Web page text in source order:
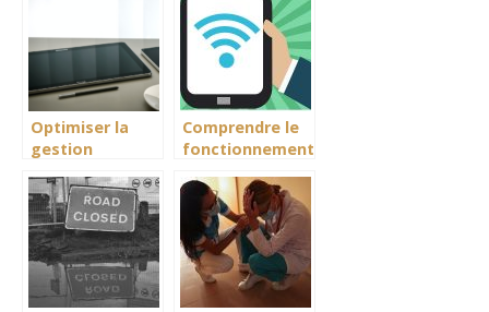
société:
comment faire
votre choix ?
Optimiser la
gestion
les astuces
pour un suivi
facilite
Comprendre le
fonctionnement
mobile